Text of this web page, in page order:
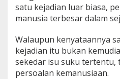
satu kejadian luar biasa,
manusia terbesar dalam
Walaupun kenyataannya
kejadian itu bukan
sekedar isu suku tertentu,
persoalan kemanusiaan.